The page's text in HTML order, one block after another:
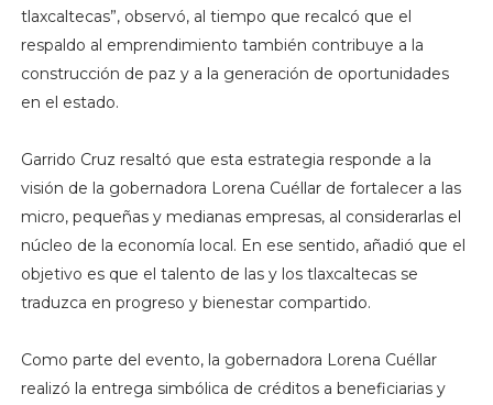
tlaxcaltecas”, observó, al tiempo que recalcó que el
respaldo al emprendimiento también contribuye a la
construcción de paz y a la generación de oportunidades
en el estado.
Garrido Cruz resaltó que esta estrategia responde a la
visión de la gobernadora Lorena Cuéllar de fortalecer a las
micro, pequeñas y medianas empresas, al considerarlas el
núcleo de la economía local. En ese sentido, añadió que el
objetivo es que el talento de las y los tlaxcaltecas se
traduzca en progreso y bienestar compartido.
Como parte del evento, la gobernadora Lorena Cuéllar
realizó la entrega simbólica de créditos a beneficiarias y